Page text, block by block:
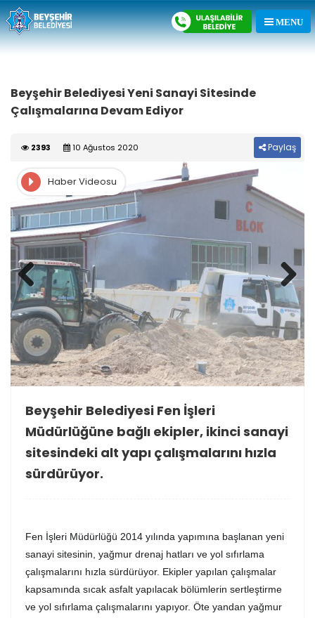
Beyşehir Belediyesi Yeni Sanayi Sitesinde
Çalışmalarına Devam Ediyor
2393 10 Ağustos 2020 Paylaş
Haber Videosu
Previous Next
Beyşehir Belediyesi Fen İşleri
Müdürlüğüne bağlı ekipler, ikinci sanayi
sitesindeki alt yapı çalışmalarını hızla
sürdürüyor.
Fen İşleri Müdürlüğü 2014 yılında yapımına başlanan yeni
sanayi sitesinin, yağmur drenaj hatları ve yol sıfırlama
çalışmalarını hızla sürdürüyor. Ekipler yapılan çalışmalar
kapsamında sıcak asfalt yapılacak bölümlerin sertleştirme
ve yol sıfırlama çalışmalarını yapıyor. Öte yandan yağmur